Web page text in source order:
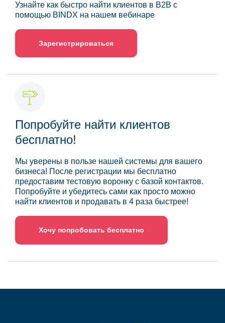
Узнайте как быстро найти клиентов в B2B с
помощью BINDX на нашем вебинаре
Зарегистрироваться
Попробуйте найти клиентов
бесплатно!
Мы уверены в пользе нашей системы для вашего
бизнеса! После регистрации мы бесплатно
предоставим тестовую воронку с базой контактов.
Попробуйте и убедитесь сами как просто можно
найти клиентов и продавать в 4 раза быстрее!
Хочу попробовать бесплатно